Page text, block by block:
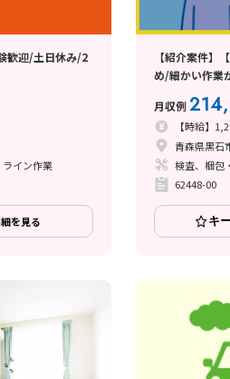
歓迎/土日休み/2
イン作業
を見る
【紹介案件】
め/細かい作業
月収例
【時給】
青森県黒石
検査、梱包
62448-00
キ